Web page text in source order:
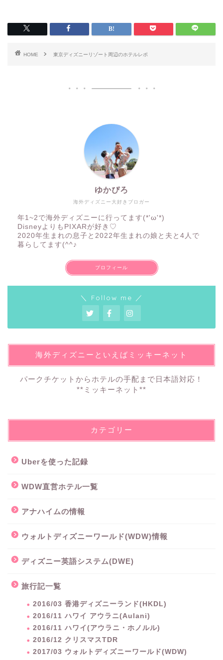
HOME 東京ディズニーリゾート周辺のホテルレポ
海外ディズニー大好きブロガー
ゆかぴろ
年1~2で海外ディズニーに行ってます(*'ω'*)
DisneyよりもPIXARが好き♡
2020年生まれの息子と2022年生まれの娘と夫と4人で
暮らしてます(^^♪
プロフィール
＼ Follow me ／
海外ディズニーといえばミッキーネット
パークチケットからホテルの手配まで日本語対応！
**ミッキーネット**
カテゴリー
Uberを使った記録
WDW直営ホテル一覧
アナハイムの情報
ウォルトディズニーワールド(WDW)情報
ディズニー英語システム(DWE)
旅行記一覧
2016/03 香港ディズニーランド(HKDL)
2016/11 ハワイ アウラニ(Aulani)
2016/11 ハワイ(アウラニ・ホノルル)
2016/12 クリスマスTDR
2017/03 ウォルトディズニーワールド(WDW)